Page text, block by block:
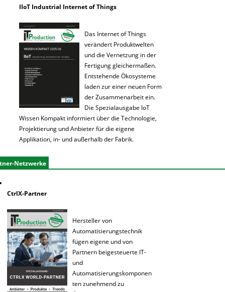
IIoT Industrial Internet of Things
Das Internet of Things
verändert Produktwelten
und die Vernetzung in der
Fertigung gleichermaßen.
Entstehende Ökosysteme
laden zur einer neuen Form
der Zusammenarbeit ein.
Die Spezialausgabe IoT
Wissen Kompakt informiert über die Technologie,
Projektierung und Anbieter für die eigene
Applikation, in- und außerhalb der Fabrik.
Netzwerke
CtrlX-Partner
Hersteller von
Automatisierungstechnik
fügen eigene und von
Partnern beigesteuerte IT-
und
Automatisierungskomponen
ten zunehmend zu